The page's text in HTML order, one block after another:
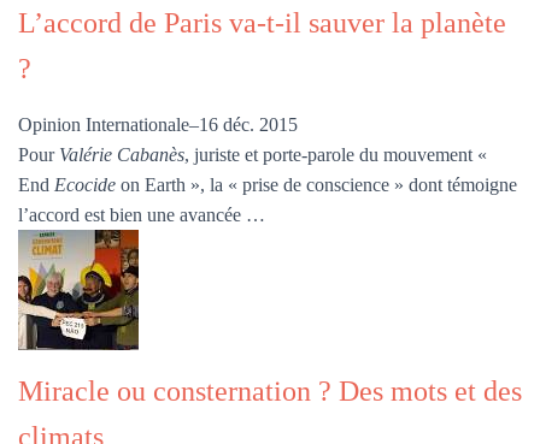
L’accord de Paris va-t-il sauver la planète
?
Opinion Internationale–16 déc. 2015
Pour Valérie Cabanès, juriste et porte-parole du mouvement «
End Ecocide on Earth », la « prise de conscience » dont témoigne
l’accord est bien une avancée …
Miracle ou consternation ? Des mots et des
climats